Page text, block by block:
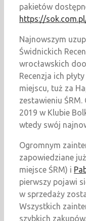
pakietów
https://
Najnowszym
Świdnickich
wrocławskich
Recenzja ich
miejscu, tuż za
zestawieniu
2019 w Klubie
wtedy swój
Ogromnym
zapowiedziane
miejsce ŚRM) i
pierwszy pojawi
w sprzedaży
Wszystkich
szybkich